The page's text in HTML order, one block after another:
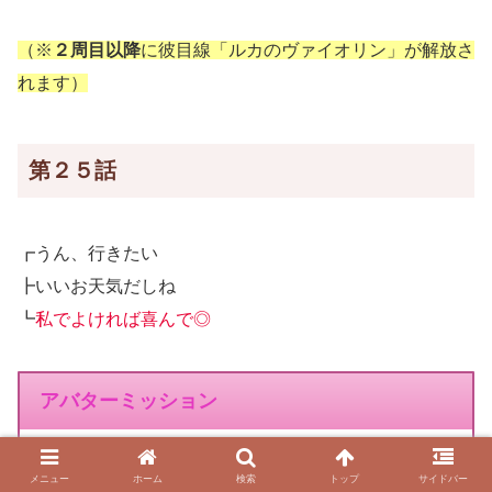
（※ ２周目以降に彼目線「ルカのヴァイオリン」が解放さ
れます）
第２５話
┏うん、行きたい
┣いいお天気だしね
┗私でよければ喜んで◎
アバターミッション
★プレミアム『ラベンダー色のプレミアムウェディ
メニュー ホーム 検索 トップ サイドバー